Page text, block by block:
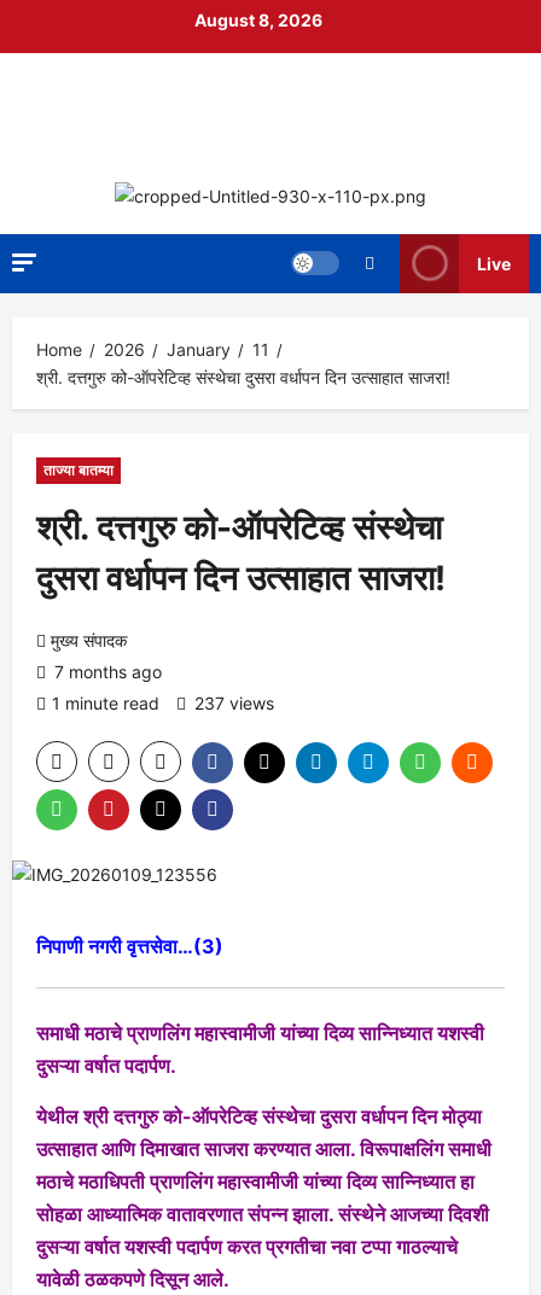
August 8, 2026
Live
Home 2026 January
11
श्री. दत्तगुरु को-ऑपरेटिव्ह संस्थेचा दुसरा वर्धापन दिन उत्साहात साजरा!
ताज्या बातम्या
श्री. दत्तगुरु को-ऑपरेटिव्ह संस्थेचा
दुसरा वर्धापन दिन उत्साहात साजरा!
मुख्य संपादक
7 months ago
1 minute read
237 views
निपाणी नगरी वृत्तसेवा…(3)
समाधी मठाचे प्राणलिंग महास्वामीजी यांच्या दिव्य सान्निध्यात यशस्वी
दुसऱ्या वर्षात पदार्पण.
येथील श्री दत्तगुरु को-ऑपरेटिव्ह संस्थेचा दुसरा वर्धापन दिन मोठ्या
उत्साहात आणि दिमाखात साजरा करण्यात आला. विरूपाक्षलिंग समाधी
मठाचे मठाधिपती प्राणलिंग महास्वामीजी यांच्या दिव्य सान्निध्यात हा
सोहळा आध्यात्मिक वातावरणात संपन्न झाला. संस्थेने आजच्या दिवशी
दुसऱ्या वर्षात यशस्वी पदार्पण करत प्रगतीचा नवा टप्पा गाठल्याचे
यावेळी ठळकपणे दिसून आले.